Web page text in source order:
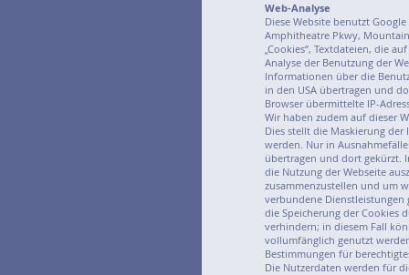
Web-Analyse
Diese Website benutzt
Amphitheatre Pkwy, Mountain
„Cookies“, Textdateien, die
Analyse der Benutzung der
Informationen über die
in den USA übertragen und
Browser übermittelte IP-
Wir haben zudem auf dieser
Dies stellt die Maskierung der
werden. Nur in
übertragen und dort gekürzt.
die Nutzung der Webseite
zusammenzustellen und um
verbundene Dienstleistungen
die Speicherung der Cookies
verhindern; in diesem Fall
vollumfänglich genutzt
Bestimmungen für
Die Nutzerdaten werden für